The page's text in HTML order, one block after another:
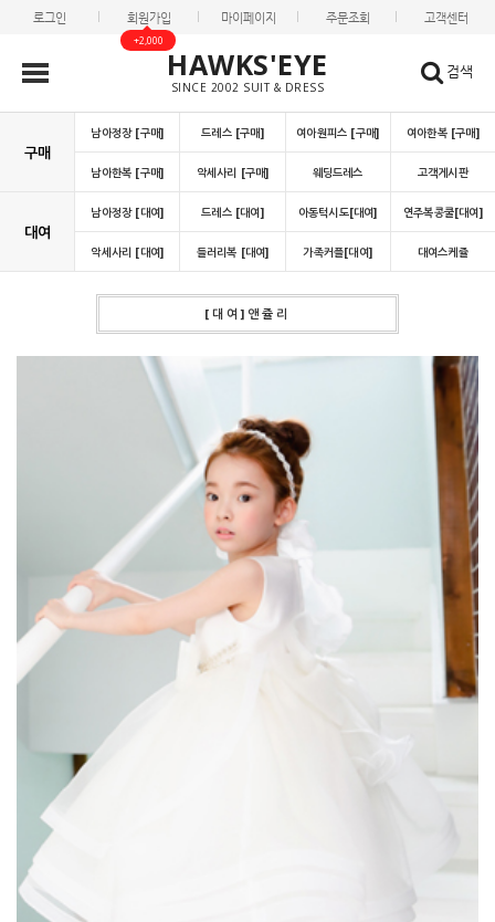
로그인 회원가입
+2,000
마이페이지 주문조회 고객센터
HAWKS'EYE
SINCE 2002 SUIT & DRESS
검색
구매
남아정장 [구매] 드레스 [구매] 여아원피스 [구매] 여아한복 [구매]
남아한복 [구매] 악세사리 [구매] 웨딩드레스 고객게시판
대여
남아정장 [대여] 드레스 [대여] 아동턱시도[대여] 연주복콩쿨[대여]
악세사리 [대여] 들러리복 [대여] 가족커플[대여] 대여스케쥴
[대여]앤쥴리